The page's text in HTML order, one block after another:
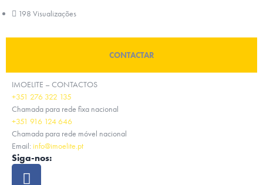
198 Visualizações
CONTACTAR
IMOELITE – CONTACTOS
+351 276 322 135
Chamada para rede fixa nacional
+351 916 124 646
Chamada para rede móvel nacional
Email: info@imoelite.pt
Siga-nos: